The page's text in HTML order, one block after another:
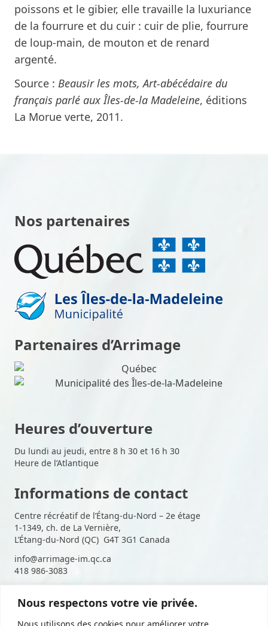
Nous respectons votre vie privée.
Nous utilisons des cookies pour améliorer votre
poissons et le gibier, elle travaille la luxuriance
de la fourrure et du cuir : cuir de plie, fourrure
de loup-main, de mouton et de renard
argenté.
Source : Beausir les mots, Art-abécédaire du
français parlé aux Îles-de-la Madeleine, éditions
La Morue verte, 2011.
Nos partenaires
Partenaires d’Arrimage
Heures d’ouverture
Du lundi au jeudi, entre 8 h 30 et 16 h 30
Heure de l’Atlantique
Informations de contact
Centre récréatif de l’Étang-du-Nord – 2e étage
1-1349, ch. de La Vernière,
L’Étang-du-Nord (QC) G4T 3G1 Canada
info@arrimage-im.qc.ca
418 986-3083
Suivez-nous sur les médias